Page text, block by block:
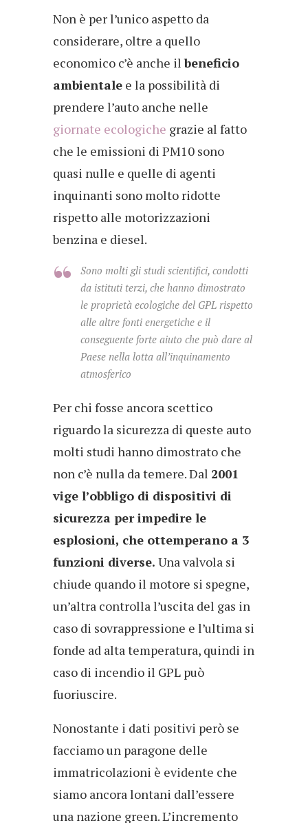
Non è per l’unico aspetto da
considerare, oltre a quello
economico c’è anche ilbeneficio
ambientale e la possibilità di
prendere l’auto anche nelle
giornate ecologiche grazie al fatto
che le emissioni di PM10 sono
quasi nulle e quelle di agenti
inquinanti sono molto ridotte
rispetto alle motorizzazioni
benzina e diesel.
Sono molti gli studi scientifici, condotti
da istituti terzi, che hanno dimostrato
le proprietà ecologiche del GPL rispetto
alle altre fonti energetiche e il
conseguente forte aiuto che può dare al
Paese nella lotta all’inquinamento
atmosferico
Per chi fosse ancora scettico
riguardo la sicurezza di queste auto
molti studi hanno dimostrato che
non c’è nulla da temere. Dal 2001
vige l’obbligo di dispositivi di
sicurezza per impedire le
esplosioni, che ottemperano a 3
funzioni diverse. Una valvola si
chiude quando il motore si spegne,
un’altra controlla l’uscita del gas in
caso di sovrappressione e l’ultima si
fonde ad alta temperatura, quindi in
caso di incendio il GPL può
fuoriuscire.
Nonostante i dati positivi però se
facciamo un paragone delle
immatricolazioni è evidente che
siamo ancora lontani dall’essere
una nazione green. L’incremento